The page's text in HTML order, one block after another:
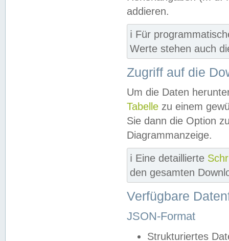
addieren.
ℹ️ Für
Werte stehen auch
Zugriff auf die
Um die Daten
Tabelle zu einem
Sie dann die Option
Diagrammanzeige.
ℹ️ Eine detaillierte
den gesamten
Verfügbare
JSON-Format
Strukturiertes